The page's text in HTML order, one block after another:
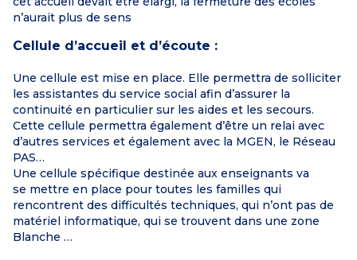
n’aurait plus de sens
Cellule d’accueil et d’écoute :
Une cellule est mise en place. Elle permettra de solliciter
les assistantes du service social afin d’assurer la
continuité en particulier sur les aides et les secours.
Cette cellule permettra également d’être un relai avec
d’autres services et également avec la MGEN, le Réseau
PAS…
Une cellule spécifique destinée aux enseignants va
se mettre en place pour toutes les familles qui
rencontrent des difficultés techniques, qui n’ont pas de
matériel informatique, qui se trouvent dans une zone
Blanche …